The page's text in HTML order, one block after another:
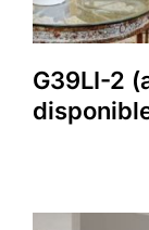
G39LI-2